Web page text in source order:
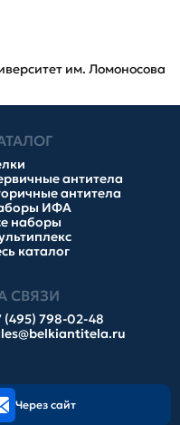
им. Ломоносова
антитела
антитела
ИФА
наборы
каталог
СВЯЗИ
(495) 798-02-48
Через сайт